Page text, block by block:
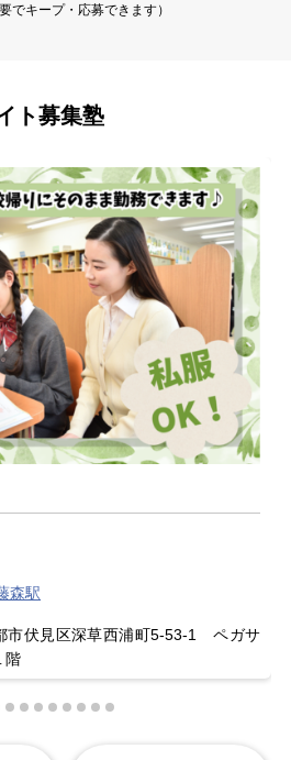
でキープ・応募できます）
ト募集塾
森駅
市伏見区深草西浦町5-53-1 ペガサ
階